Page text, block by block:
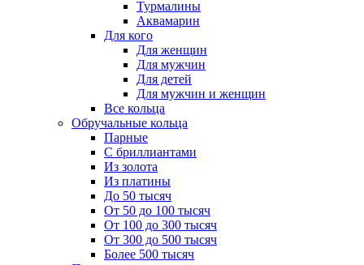
Турмалины
Аквамарин
Для кого
Для женщин
Для мужчин
Для детей
Для мужчин и женщин
Все кольца
Обручальные кольца
Парные
С бриллиантами
Из золота
Из платины
До 50 тысяч
От 50 до 100 тысяч
От 100 до 300 тысяч
От 300 до 500 тысяч
Более 500 тысяч